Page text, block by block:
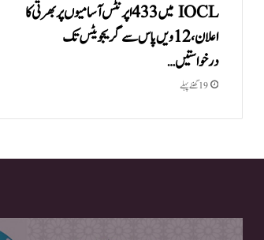
IOCL میں 433 اپرنٹس آسامیوں پر بھرتی کا
اعلان، 12ویں پاس سے گریجویٹس تک
درخواستیں…
19 گھنٹے پہلے